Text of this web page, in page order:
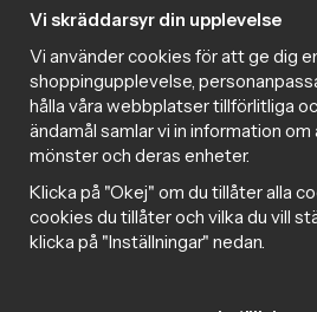
Information
Magazine
Populära produkter
Nyhetsbrev
Om cookies
Samarbeta med
Cookie
Vi skräddarsyr din upplevelse
Vi använder cookies för att ge dig
shoppingupplevelse,
hålla våra webbplatser tillförlitliga
ändamål samlar vi in information om
mönster och deras enheter.
Klicka på "Okej" om du tillåter alla
cookies du tillåter och vilka du vill
klicka på "Inställningar" nedan.